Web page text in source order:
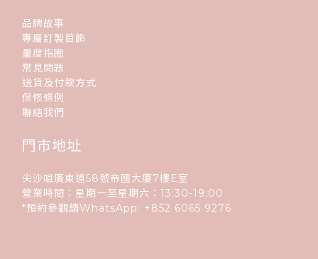
品牌故事
專屬訂製首飾
量度指圈
常見問題
送貨及付款方式
保修條例
聯絡我們
門市地址
尖沙咀廣東道58號帝國大廈7樓E室
營業時間：星期一至星期六：13:30-19:00
*預約參觀請WhatsApp: +852 6065 9276